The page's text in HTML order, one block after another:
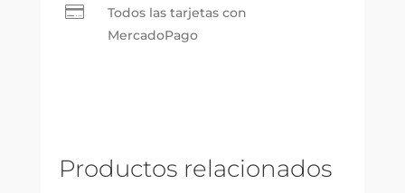

Todos las tarjetas con
MercadoPago
Productos relacionados